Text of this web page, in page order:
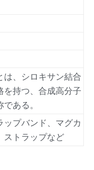
は、シロキサン結合
を持つ、合成高分子
ある。
ップバンド、マグカ
ストラップなど